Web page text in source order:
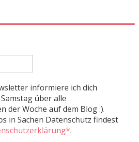
informiere ich dich
über alle
der Woche auf dem Blog :).
in Sachen Datenschutz findest
.